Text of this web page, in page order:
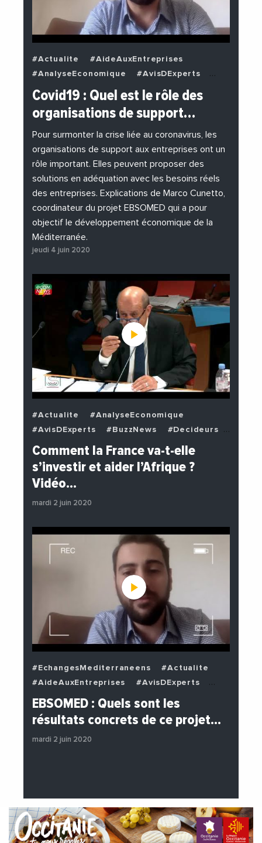
#Actualite
#AideAuxEntreprises
#AnalyseEconomique
#AvisDExperts
#BuzzNews
#Decideurs
#EchangesMediterraneens
#EnDirectDe
#Entreprises
#Institutions
#PhotosEtVideos
Covid19 : Quel est le rôle des
organisations de support…
Pour surmonter la crise liée au coronavirus, les
organisations de support aux entreprises ont un
rôle important. Elles peuvent proposer des
solutions en adéquation avec les besoins réels
des entreprises. Explications de Marco Cunetto,
coordinateur du projet EBSOMED qui a pour
objectif le développement économique de la
Méditerranée.
jeudi 4 juin 2020
#Actualite
#AnalyseEconomique
#AvisDExperts
#BuzzNews
#Decideurs
#EchangesMediterraneens
#Economie
#PhotosEtVideos
#Politique
Comment la France va-t-elle
s’investir et aider l’Afrique ?
Vidéo…
mardi 2 juin 2020
#EchangesMediterraneens
#Actualite
#AideAuxEntreprises
#AvisDExperts
#BuzzNews
#Decideurs
#EchangesMediterraneens
#Entreprises
#Institutions
#PhotosEtVideos
EBSOMED : Quels sont les
résultats concrets de ce projet…
mardi 2 juin 2020